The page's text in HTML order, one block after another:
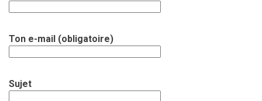
Ton e-mail (obligatoire)
Sujet